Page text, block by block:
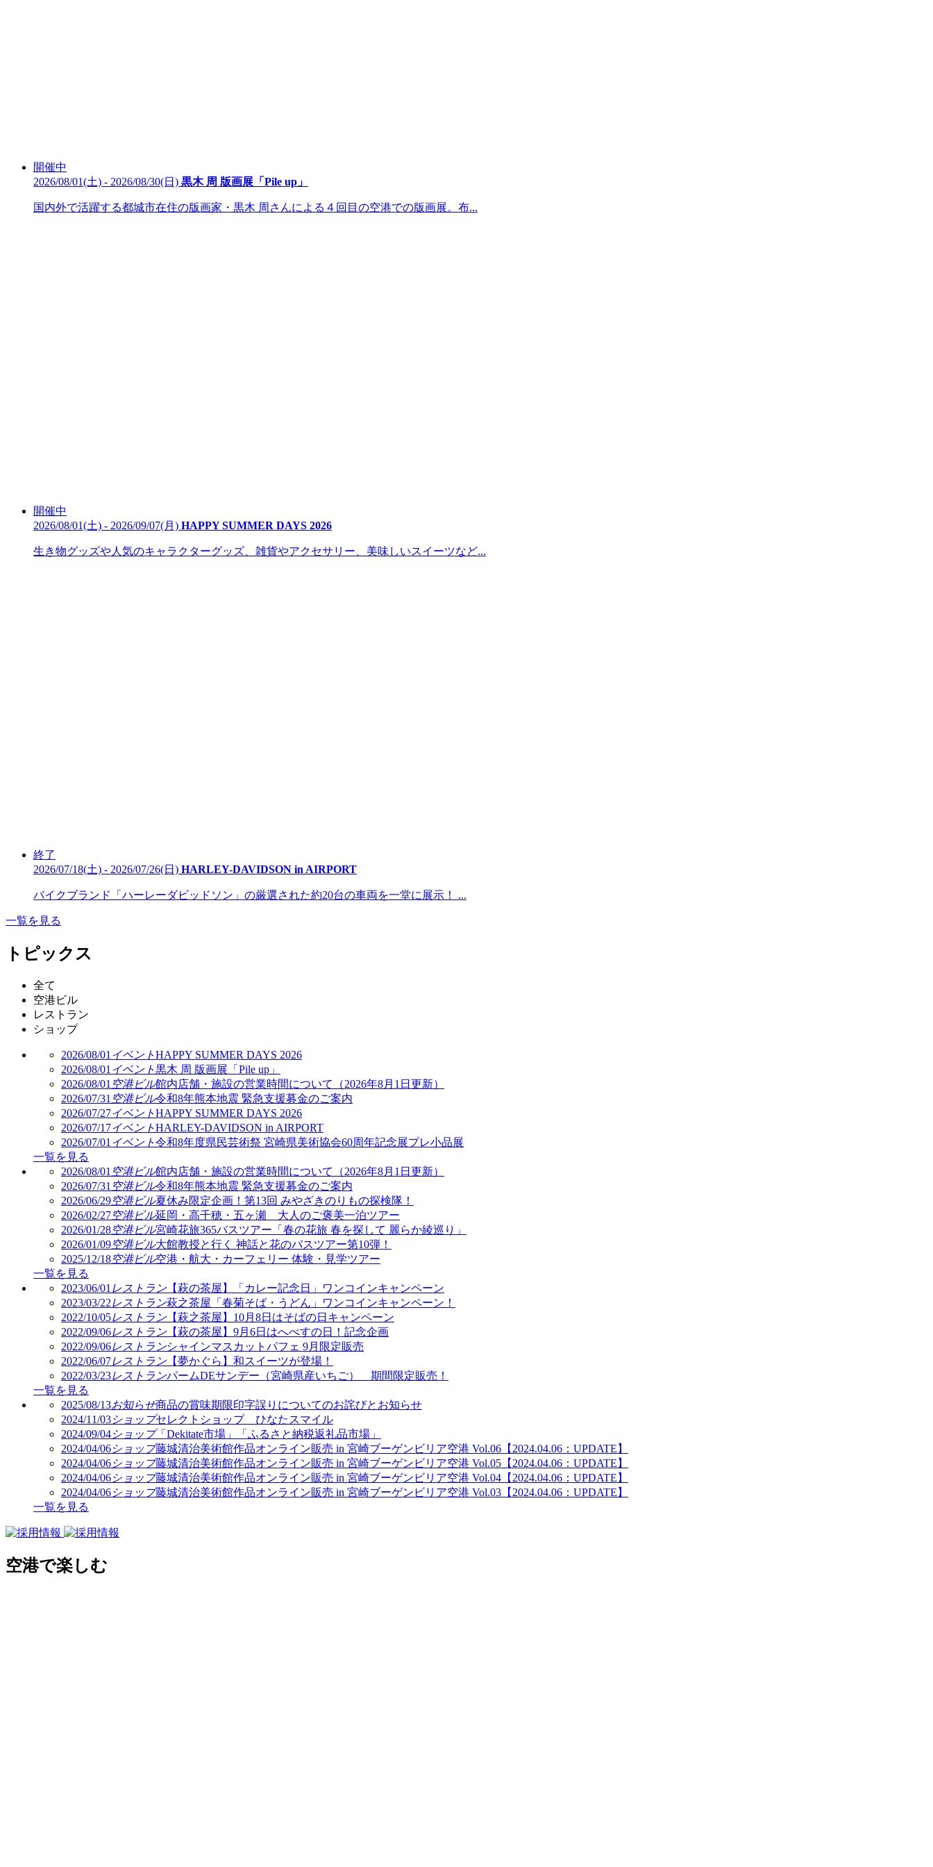
開催中
2026/08/01(土) - 2026/08/30(日) 黒木 周 版画展「Pile up」
国内外で活躍する都城市在住の版画家・黒木 周さんによる４回目の空港での版画展。布...
開催中
2026/08/01(土) - 2026/09/07(月) HAPPY SUMMER DAYS 2026
生き物グッズや人気のキャラクターグッズ、雑貨やアクセサリー、美味しいスイーツなど...
終了
2026/07/18(土) - 2026/07/26(日) HARLEY-DAVIDSON in AIRPORT
バイクブランド「ハーレーダビッドソン」の厳選された約20台の車両を一堂に展示！ ...
一覧を見る
トピックス
全て
空港ビル
レストラン
ショップ
2026/08/01 イベントHAPPY SUMMER DAYS 2026
2026/08/01 イベント黒木 周 版画展「Pile up」
2026/08/01 空港ビル館内店舗・施設の営業時間について（2026年8月1日更新）
2026/07/31 空港ビル令和8年熊本地震 緊急支援募金のご案内
2026/07/27イベントHAPPY SUMMER DAYS 2026
2026/07/17イベントHARLEY-DAVIDSON in AIRPORT
2026/07/01 イベント令和8年度県民芸術祭 宮崎県美術協会60周年記念展プレ小品展
一覧を見る
2026/08/01 空港ビル館内店舗・施設の営業時間について（2026年8月1日更新）
2026/07/31 空港ビル令和8年熊本地震 緊急支援募金のご案内
2026/06/29空港ビル夏休み限定企画！第13回 みやざきのりもの探検隊！
2026/02/27空港ビル延岡・高千穂・五ヶ瀬 大人のご褒美一泊ツアー
2026/01/28空港ビル宮崎花旅365バスツアー「春の花旅 春を探して 麗らか綾巡り」
2026/01/09空港ビル大館教授と行く 神話と花のバスツアー第10弾！
2025/12/18空港ビル空港・航大・カーフェリー 体験・見学ツアー
一覧を見る
2023/06/01 レストラン【萩の茶屋】「カレー記念日」ワンコインキャンペーン
2023/03/22レストラン萩之茶屋「春菊そば・うどん」ワンコインキャンペーン！
2022/10/05レストラン【萩之茶屋】10月8日はそばの日キャンペーン
2022/09/06レストラン【萩の茶屋】9月6日はへべすの日！記念企画
2022/09/06レストランシャインマスカットパフェ 9月限定販売
2022/06/07レストラン【夢かぐら】和スイーツが登場！
2022/03/23レストランパームDEサンデー（宮崎県産いちご） 期間限定販売！
一覧を見る
2025/08/13お知らせ商品の賞味期限印字誤りについてのお詫びとお知らせ
2024/11/03ショップセレクトショップ ひなたスマイル
2024/09/04ショップ「Dekitate市場」「ふるさと納税返礼品市場」
2024/04/06ショップ藤城清治美術館作品オンライン販売 in 宮崎ブーゲンビリア空港 Vol.06【2024.04.06：UPDATE】
2024/04/06ショップ藤城清治美術館作品オンライン販売 in 宮崎ブーゲンビリア空港 Vol.05【2024.04.06：UPDATE】
2024/04/06ショップ藤城清治美術館作品オンライン販売 in 宮崎ブーゲンビリア空港 Vol.04【2024.04.06：UPDATE】
2024/04/06ショップ藤城清治美術館作品オンライン販売 in 宮崎ブーゲンビリア空港 Vol.03【2024.04.06：UPDATE】
一覧を見る
空港で楽しむ